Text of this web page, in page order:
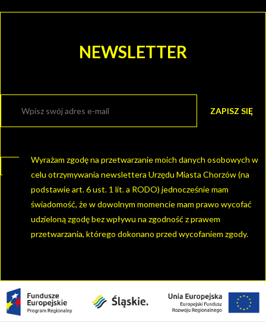
NEWSLETTER
Wyrażam zgodę na przetwarzanie moich danych osobowych w
celu otrzymywania newslettera Urzędu Miasta Chorzów (na
podstawie art. 6 ust. 1 lit. a RODO) jednocześnie mam
świadomość, że w dowolnym momencie mam prawo wycofać
udzieloną zgodę bez wpływu na zgodność z prawem
przetwarzania, którego dokonano przed wycofaniem zgody.